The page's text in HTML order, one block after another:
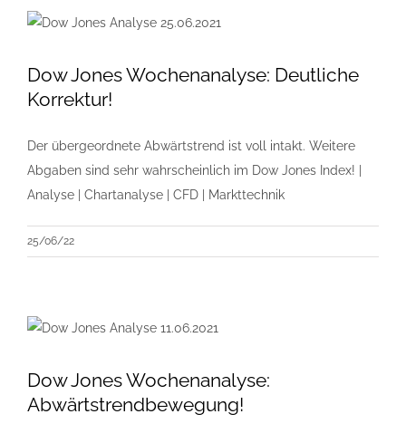
Dow Jones Wochenanalyse: Deutliche
Korrektur!
Der übergeordnete Abwärtstrend ist voll intakt. Weitere
Abgaben sind sehr wahrscheinlich im Dow Jones Index! |
Analyse | Chartanalyse | CFD | Markttechnik
25/06/22
Dow Jones Wochenanalyse:
Abwärtstrendbewegung!